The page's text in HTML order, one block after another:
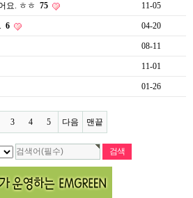
요. ㅎㅎ 75 11-05
6 04-20
08-11
11-01
01-26
3 4 5 다음 맨끝